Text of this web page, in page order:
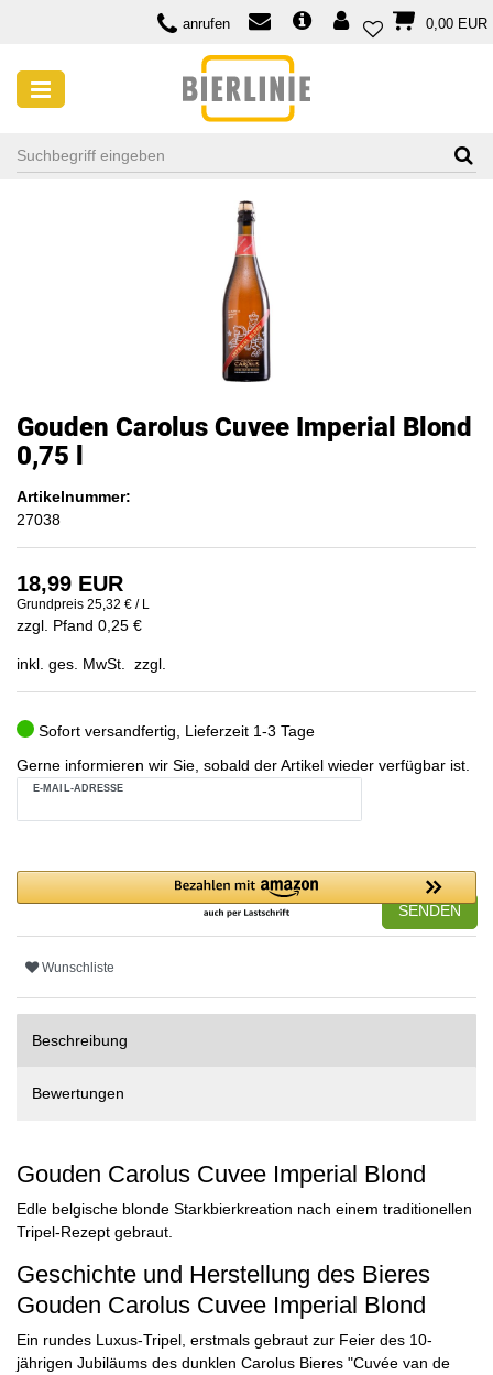
anrufen 0,00 EUR
Gouden Carolus Cuvee Imperial Blond
0,75 l
Artikelnummer:
27038
18,99 EUR
Grundpreis 25,32 € / L
zzgl. Pfand 0,25 €
inkl. ges. MwSt. zzgl.
Sofort versandfertig, Lieferzeit 1-3 Tage
Gerne informieren wir Sie, sobald der Artikel wieder verfügbar ist.
E-MAIL-ADRESSE
SENDEN
Wunschliste
Beschreibung
Bewertungen
Gouden Carolus Cuvee Imperial Blond
Edle belgische blonde Starkbierkreation nach einem traditionellen
Tripel-Rezept gebraut.
Geschichte und Herstellung des Bieres
Gouden Carolus Cuvee Imperial Blond
Ein rundes Luxus-Tripel, erstmals gebraut zur Feier des 10-
jährigen Jubiläums des dunklen Carolus Bieres "Cuvée van de